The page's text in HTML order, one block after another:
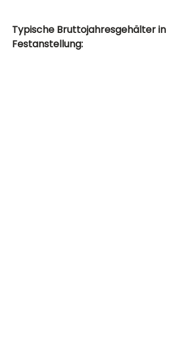
Typische Bruttojahresgehälter in
Festanstellung: